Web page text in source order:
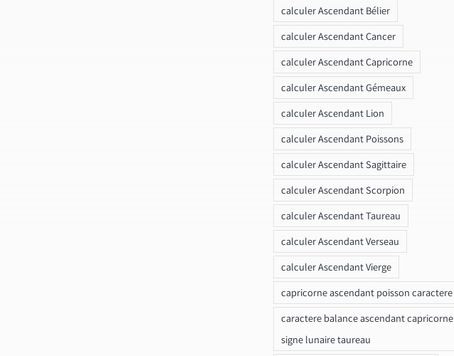
calculer Ascendant Bélier
calculer Ascendant Cancer
calculer Ascendant Capricorne
calculer Ascendant Gémeaux
calculer Ascendant Lion
calculer Ascendant Poissons
calculer Ascendant Sagittaire
calculer Ascendant Scorpion
calculer Ascendant Taureau
calculer Ascendant Verseau
calculer Ascendant Vierge
capricorne ascendant poisson caractere
caractere balance ascendant capricorne
signe lunaire taureau